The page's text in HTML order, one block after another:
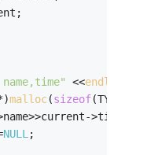
<<endl
malloc(sizeof
>time;
NULL;